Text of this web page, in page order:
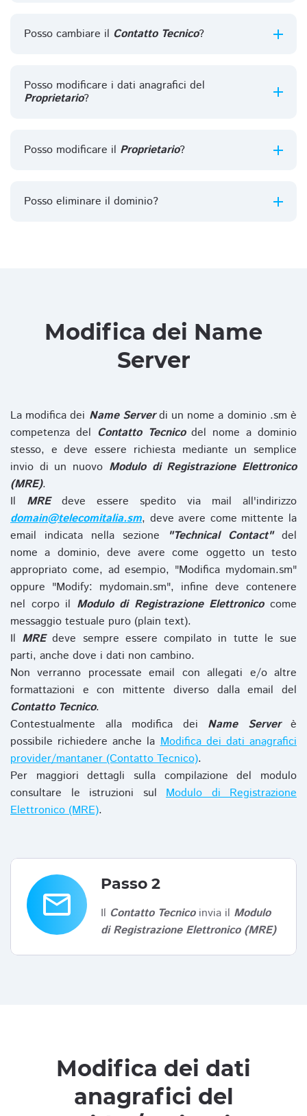
Posso cambiare il Contatto Tecnico?
Posso modificare i dati anagrafici del
Proprietario?
Posso modificare il Proprietario?
Posso eliminare il dominio?
Modifica dei Name
Server
La modifica dei Name Serverdi un nome a dominio .sm è
competenza del Contatto Tecnicodel nome a dominio
stesso, e deve essere richiesta mediante un semplice
invio di un nuovo Modulo di Registrazione Elettronico
(MRE).
Il MREdeve essere spedito via mail all'indirizzo
domain@telecomitalia.sm, deve avere come mittente la
email indicata nella sezione
"Technical Contact"del
nome a dominio, deve avere come oggetto un testo
appropriato come, ad esempio, "Modifica mydomain.sm"
oppure "Modify: mydomain.sm", infine deve contenere
nel corpo il Modulo di Registrazione Elettronicocome
messaggio testuale puro (plain text).
Il MREdeve sempre essere compilato in tutte le sue
parti, anche dove i dati non cambino.
Non verranno processate email con allegati e/o altre
formattazioni e con mittente diverso dalla email del
Contatto Tecnico.
Contestualmente alla modifica dei Name Serverè
possibile richiedere anche laModifica dei dati anagrafici
provider/mantaner (Contatto Tecnico).
Per maggiori dettagli sulla compilazione del modulo
consultare le istruzioni sul Modulo di Registrazione
Elettronico (MRE).
email
Passo 2
Il Contatto Tecnicoinvia il Modulo
di Registrazione Elettronico (MRE)
Modifica dei dati
anagrafici del